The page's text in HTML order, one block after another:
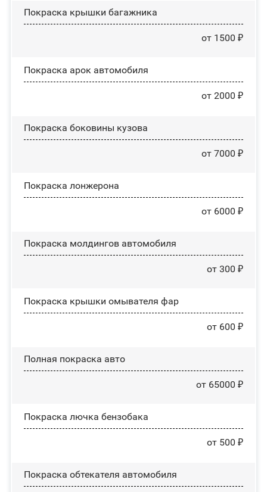
Покраска крышки багажника
от 1500 ₽
Покраска арок автомобиля
от 2000 ₽
Покраска боковины кузова
от 7000 ₽
Покраска лонжерона
от 6000 ₽
Покраска молдингов автомобиля
от 300 ₽
Покраска крышки омывателя фар
от 600 ₽
Полная покраска авто
от 65000 ₽
Покраска лючка бензобака
от 500 ₽
Покраска обтекателя автомобиля